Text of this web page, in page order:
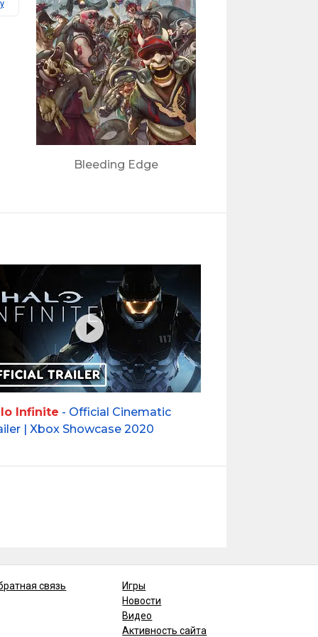
Bleeding Edge
Infinite - Official Cinematic
| Xbox Showcase 2020
связь
Игры
Новости
Видео
Активность сайта